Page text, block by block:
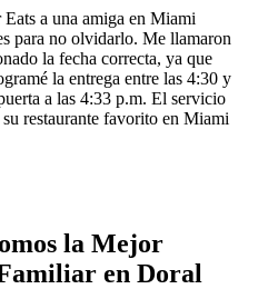
a una amiga en Miami
para no olvidarlo. Me llamaron
la fecha correcta, ya que
la entrega entre las 4:30 y
a las 4:33 p.m. El servicio
restaurante favorito en Miami
la Mejor
en Doral